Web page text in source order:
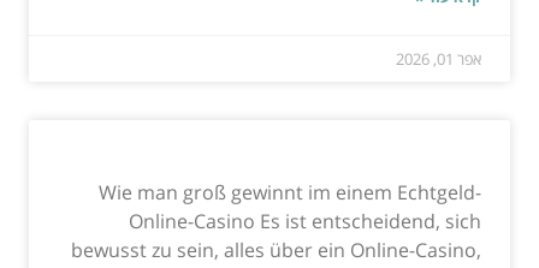
אפר 01, 2026
Wie man groß gewinnt im einem Echtgeld-
Online-Casino Es ist entscheidend, sich
bewusst zu sein, alles über ein Online-Casino,